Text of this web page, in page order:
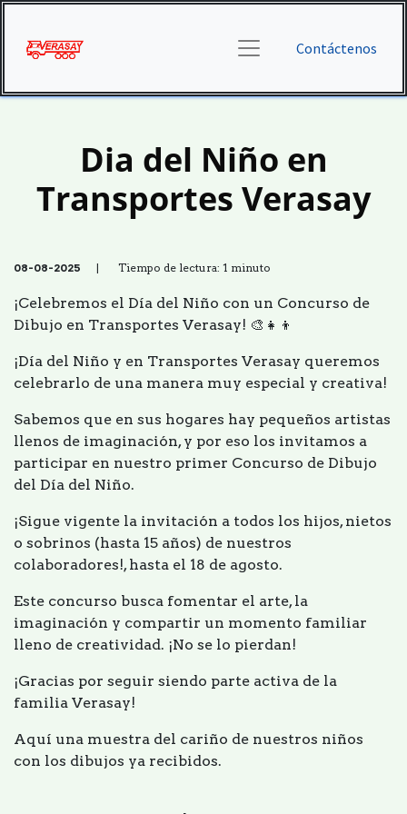
Contáctenos
Dia del Niño en
Transportes Verasay
08-08-2025 | Tiempo de lectura: 1 minuto
¡Celebremos el Día del Niño con un Concurso de
Dibujo en Transportes Verasay! 🎨👧👦
¡Día del Niño y en Transportes Verasay queremos
celebrarlo de una manera muy especial y creativa!
Sabemos que en sus hogares hay pequeños artistas
llenos de imaginación, y por eso los invitamos a
participar en nuestro primer Concurso de Dibujo
del Día del Niño.
¡Sigue vigente la invitación a todos los hijos, nietos
o sobrinos (hasta 15 años) de nuestros
colaboradores!, hasta el 18 de agosto.
Este concurso busca fomentar el arte, la
imaginación y compartir un momento familiar
lleno de creatividad. ¡No se lo pierdan!
¡Gracias por seguir siendo parte activa de la
familia Verasay!
Aquí una muestra del cariño de nuestros niños
con los dibujos ya recibidos.